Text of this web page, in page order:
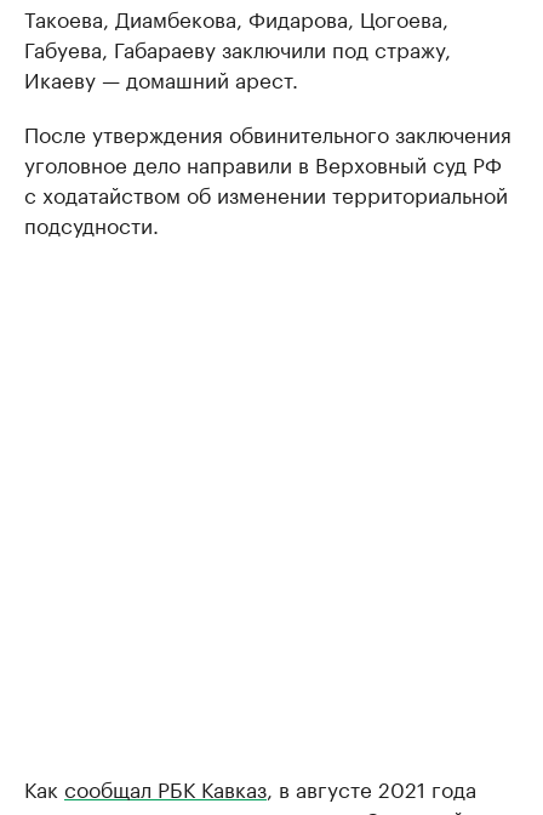
Такоева, Диамбекова, Фидарова, Цогоева,
Габуева, Габараеву заключили под стражу,
Икаеву — домашний арест.
После утверждения обвинительного заключения
уголовное дело направили в Верховный суд РФ
с ходатайством об изменении территориальной
подсудности.
Как сообщал РБК Кавказ , в августе 2021 года